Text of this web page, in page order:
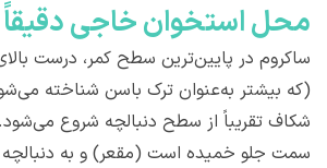
محل استخوان خاجی
ساکروم در پایین‌ترین سطح کمر، درست
(که بیشتر به‌عنوان ترک باسن شناخته
شکاف تقریباً از سطح دنبالچه شروع
سمت جلو خمیده است (مقعر) و به